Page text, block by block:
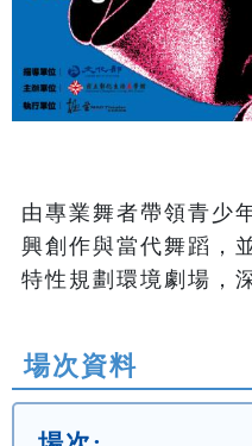
由專業舞者帶領青少
興創作與當代舞蹈，
場次資料